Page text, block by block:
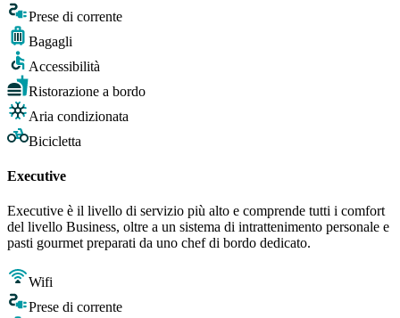
Prese di corrente
Bagagli
Accessibilità
Ristorazione a bordo
Aria condizionata
Bicicletta
Executive
Executive è il livello di servizio più alto e comprende tutti i comfort
del livello Business, oltre a un sistema di intrattenimento personale e
pasti gourmet preparati da uno chef di bordo dedicato.
Wifi
Prese di corrente